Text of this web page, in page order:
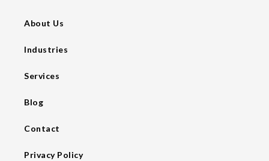
About Us
Industries
Services
Blog
Contact
Privacy Policy